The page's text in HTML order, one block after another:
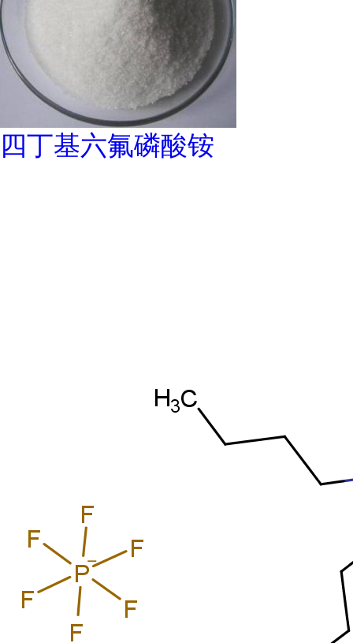
四丁基六氟磷酸铵